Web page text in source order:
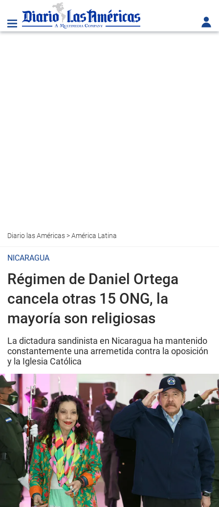
Diario las Américas>América Latina
NICARAGUA
Régimen de Daniel Ortega
cancela otras 15 ONG, la
mayoría son religiosas
La dictadura sandinista en Nicaragua ha mantenido
constantemente una arremetida contra la oposición
y la Iglesia Católica